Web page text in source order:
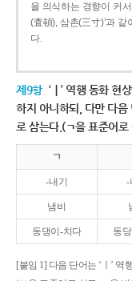
을 의식하는 경향이 커
(査頓), 삼촌(三寸)’과
다.
제9항 ‘ㅣ’ 역행 동화 현
하지 아니하되, 다만 다음
로 삼는다.(ㄱ을 표준어
ㄱ
-내기 -
냄비
동댕이-치다 동
[붙임 1] 다음 단어는 ‘ㅣ’